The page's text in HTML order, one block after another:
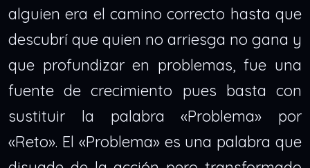
alguien era el camino correcto hasta que
descubrí que quien no arriesga no gana y
que profundizar en problemas, fue una
fuente de crecimiento pues basta con
sustituir la palabra «Problema» por
«Reto». El «Problema» es una palabra que